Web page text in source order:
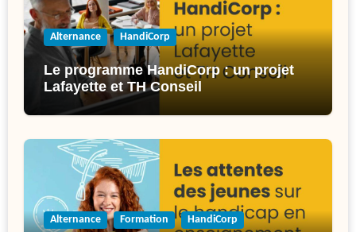
Alternance HandiCorp
Le programme HandiCorp : un projet
Lafayette et TH Conseil
Alternance Formation HandiCorp